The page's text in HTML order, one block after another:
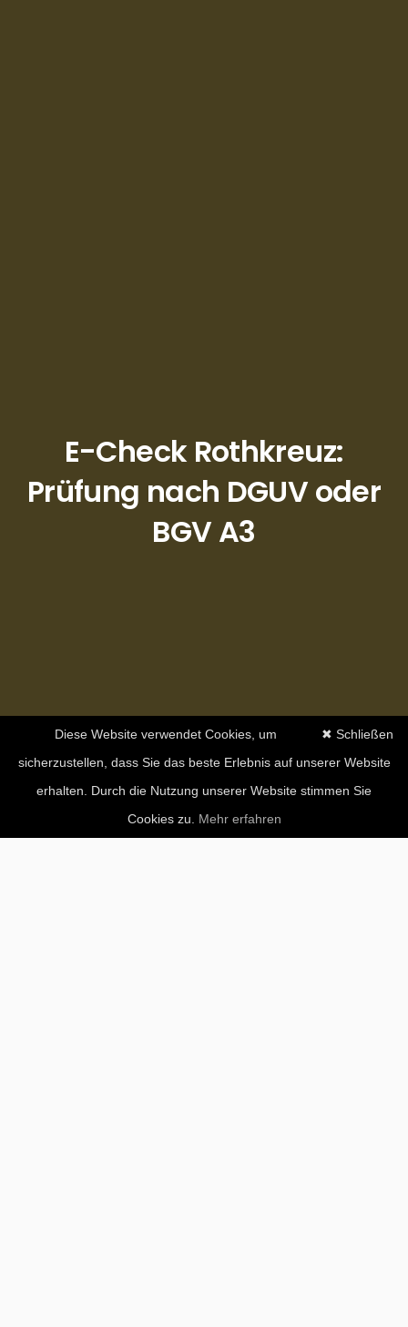
E-Check Rothkreuz:
Prüfung nach DGUV oder
BGV A3
✖ Schließen
Diese Website verwendet Cookies, um
sicherzustellen, dass Sie das beste Erlebnis auf unserer Website
erhalten. Durch die Nutzung unserer Website stimmen Sie
Cookies zu. Mehr erfahren